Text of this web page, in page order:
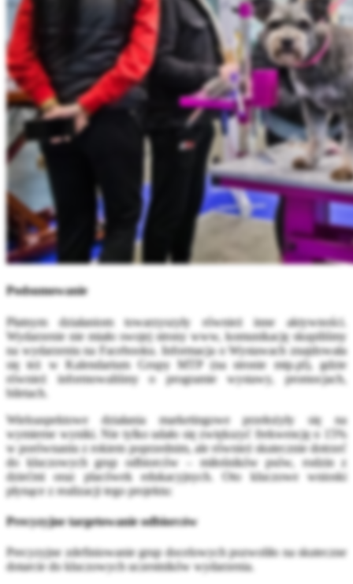
Podsumowanie
Płatnym działaniom towarzyszyły również inne aktywności.
Wydarzenie nie miało swojej strony www, komunikację skupiliśmy
na wydarzeniu na Facebooku. Informacja o Wystawach znajdowała
się też w Kalendarium Grupy MTP (na stronie mtp.pl), gdzie
również informowaliśmy o programie wystawy, promocjach,
biletach.
Wieloaspektowe działania marketingowe przełożyły się na
wymierne wyniki. Nie tylko udało się zwiększyć frekwencję o 15%
w porównaniu z rokiem poprzednim, ale również skutecznie dotrzeć
do kluczowych grup odbiorców – miłośników psów, rodzin z
dziećmi oraz placówek edukacyjnych. Oto kluczowe wnioski
płynące z realizacji tego projektu:
Precyzyjne targetowanie odbiorców
Precyzyjne zdefiniowanie grup docelowych pozwoliło na skuteczne
dotarcie do kluczowych uczestników wydarzenia.